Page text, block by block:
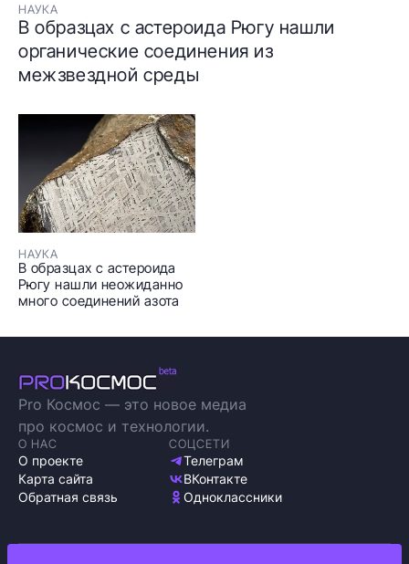
НАУКА
В образцах с астероида Рюгу нашли
органические соединения из
межзвездной среды
НАУКА
В образцах с астероида
Рюгу нашли неожиданно
много соединений азота
Pro Космос — это новое медиа
про космос и технологии.
О НАС
О проекте
Карта сайта
Обратная связь
СОЦСЕТИ
Телеграм
ВКонтакте
Одноклассники